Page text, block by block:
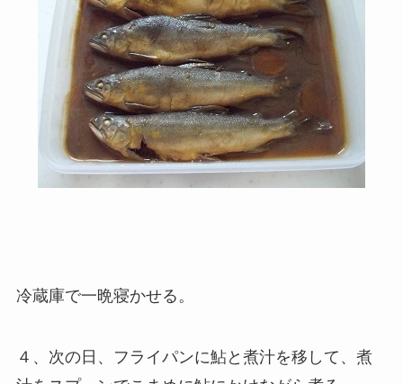
冷蔵庫で一晩寝かせる。
４、次の日、フライパンに鮎と煮汁を移して、煮